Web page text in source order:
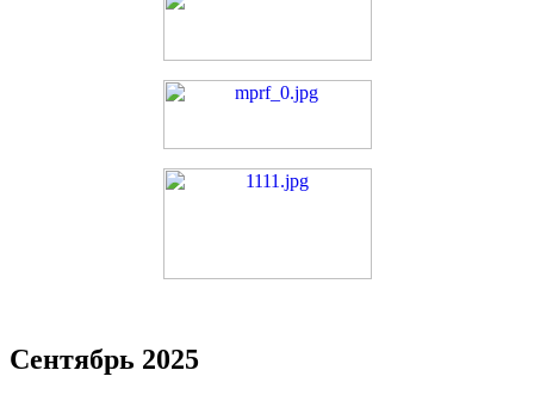
Сентябрь 2025